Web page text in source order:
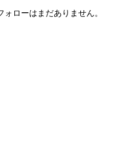
ローはまだありません。